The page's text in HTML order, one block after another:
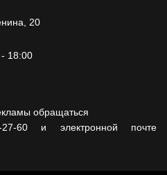
20
18:00
обращаться
60 и электронной почте